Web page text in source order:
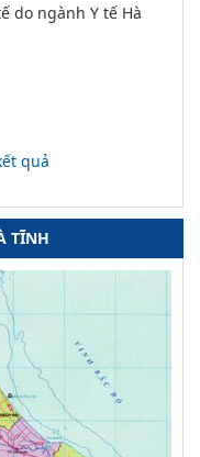
do ngành Y tế Hà
quả
TĨNH